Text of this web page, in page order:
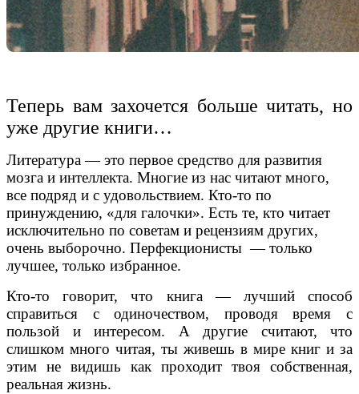
Теперь вам захочется больше читать, но
уже другие книги…
Литература — это первое средство для развития
мозга и интеллекта. Многие из нас читают много,
все подряд и с удовольствием. Кто-то по
принуждению, «для галочки». Есть те, кто читает
исключительно по советам и рецензиям других,
очень выборочно. Перфекционисты — только
лучшее, только избранное.
Кто-то говорит, что книга — лучший способ
справиться с одиночеством, проводя время с
пользой и интересом. А другие считают, что
слишком много читая, ты живешь в мире книг и за
этим не видишь как проходит твоя собственная,
реальная жизнь.